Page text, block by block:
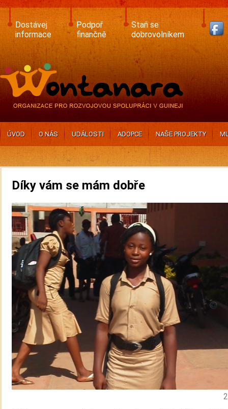
Skip
main
content
Dostávej
informace
Podpoř
finančně
Staň se
dobrovolníkem
ÚVOD O NÁS UDÁLOSTI ADOPCE NAŠE PROJEKTY
Díky vám se mám dobře